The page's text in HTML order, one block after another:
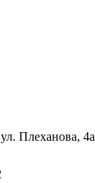
Плеханова, 4а